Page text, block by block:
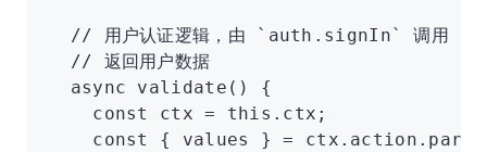
  // 用户认证逻辑，由 `auth.signIn` 调用
  // 返回用户数据
  async
validate () {
    const
ctx = this .ctx;
    const
{ values } = ctx . action